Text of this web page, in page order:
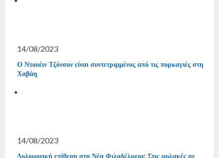
14/08/2023
Ο Ντουέιν Τζόνσον είναι συντετριμμένος από τις πυρκαγιές στη
Χαβάη
14/08/2023
Δολοφονική επίθεση στη Νέα Φιλαδέλφεια: Στις φυλακές σε